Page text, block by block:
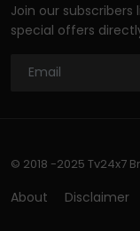
Join our
special offers
© 2018 -2025 Tv24x7
About Disclaimer